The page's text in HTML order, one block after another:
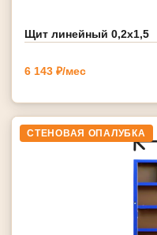
Щит линейный 0,2х1,5
6 143 ₽/мес
СТЕНОВАЯ ОПАЛУБКА